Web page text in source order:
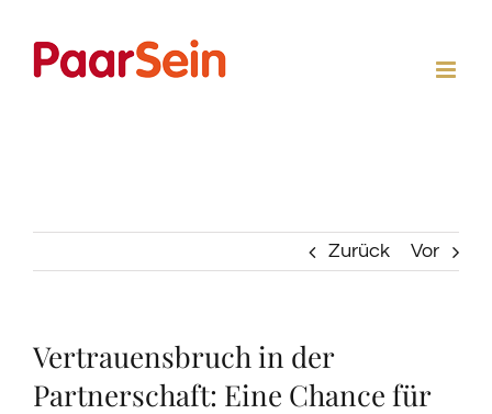
Inhalt
Zurück Vor
Vertrauensbruch in der
Partnerschaft: Eine Chance für